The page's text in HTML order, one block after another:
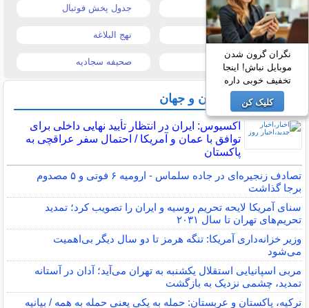
قیمت موبایل جدول پخش فوتبال
قیمت تبلت نهج البلاغه
تیتر روزنامه ها صحیفه سجادیه
آخرین اخبار ایران و جهان
اکسیوس: ایران در انتظار تأیید نهایی داخلی برای
توافق با عمان و آمریکا / احتمال سفر عراقچی به
پاکستان
تصادف زنجیره‌ای در جاده سلماس - ارومیه ۶ فوتی و ۵ مصدوم
برجا گذاشت
سنای آمریکا لایحه تحریم روسیه و ایران را تصویب کرد؛ تمدید
تحریم‌های تهران تا سال ۲۰۳۱
وزیر خزانه‌داری آمریکا: تنگه هرمز تا دو سال دیگر بی‌اهمیت
می‌شود
مربی اسپانیایی استقلال یکشنبه به تهران می‌آید؛ آدان در آستانه
تمدید، چشمی نزدیک به بازگشت
ترکیه، پاکستان و عربستان: حمله به یکی یعنی حمله به همه / بیانیه
نگران گرون شدن
موبایل نباش! اینجا
تخفیف خوبی داره
کلیک کن